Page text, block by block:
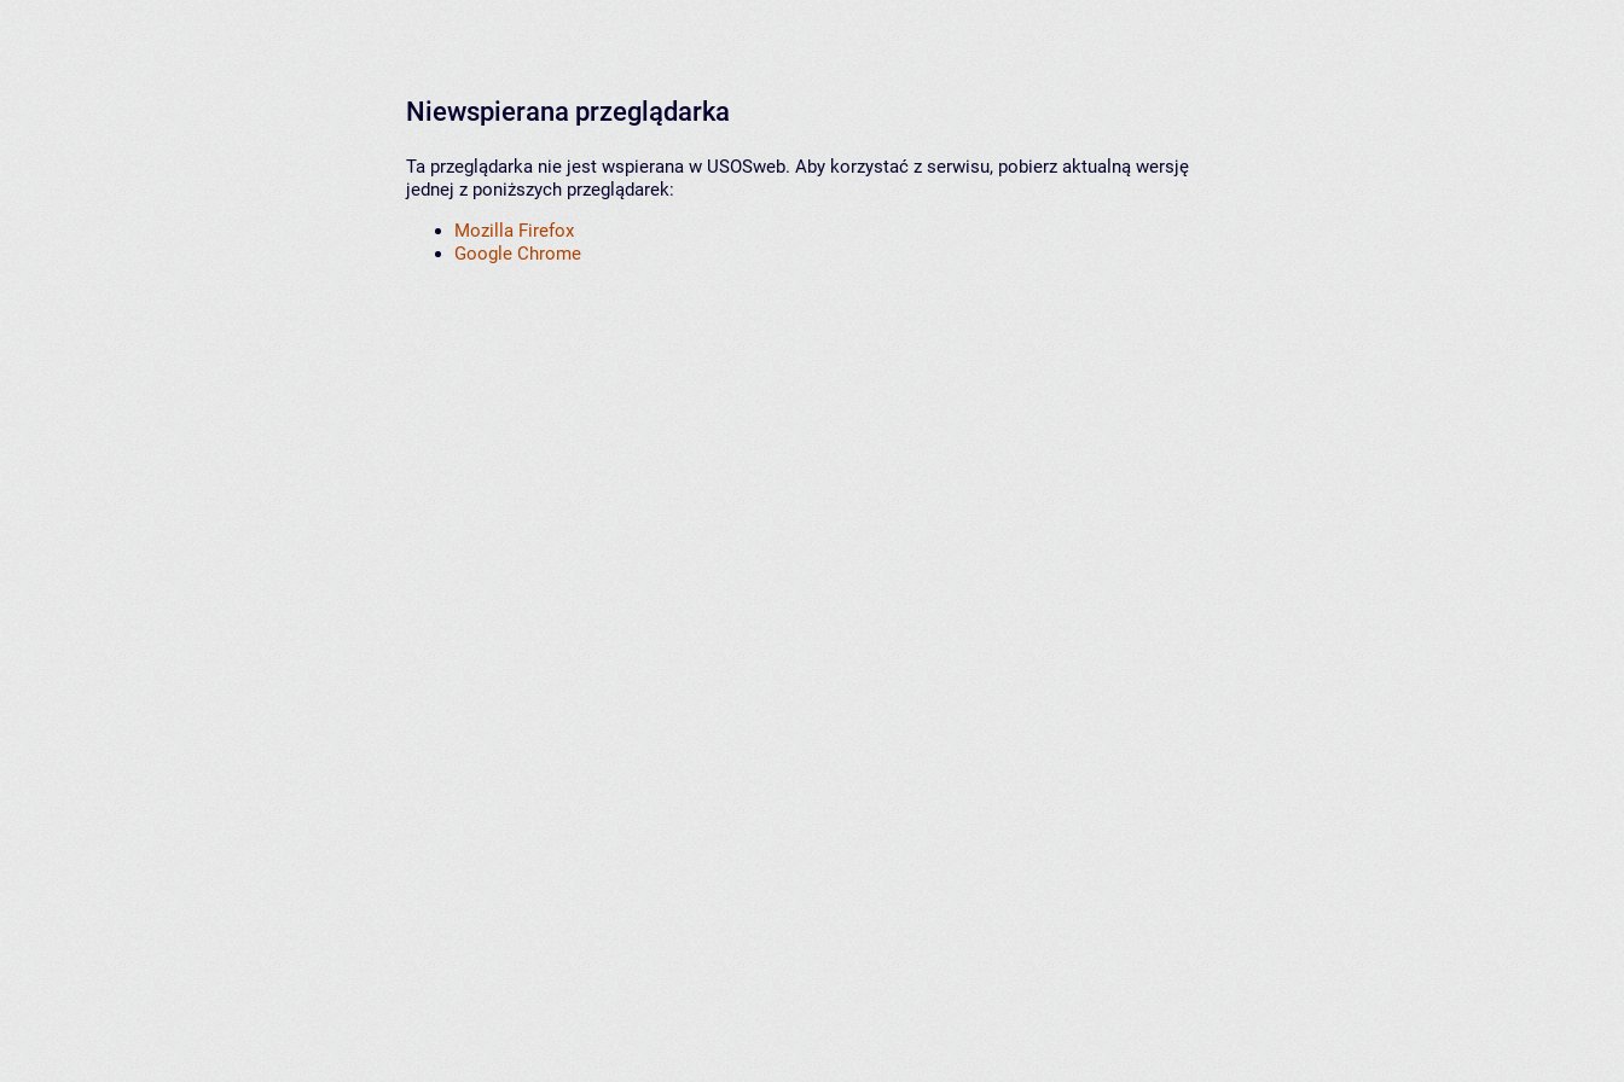
Niewspierana przeglądarka
Ta przeglądarka nie jest wspierana w USOSweb. Aby korzystać z serwisu, pobierz aktualną wersję
jednej z poniższych przeglądarek:
Mozilla Firefox
Google Chrome